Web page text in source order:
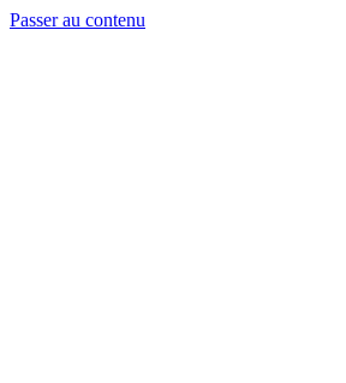
Passer au contenu